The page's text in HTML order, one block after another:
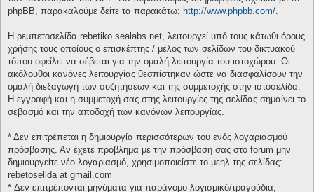
phpBB, παρακαλούμε δείτε τα παρακάτω: http://www.phpbb.com/.
Η ρεμπετοσελίδα rebetiko.sealabs.net, λειτουργεί υπό τους κάτωθι όρους
χρήσης τους οποίους ο επισκέπτης / μέλος των σελίδων του δικτυακού
τόπου οφείλει να σέβεται για την ομαλή λειτουργία του ιστοχώρου. Οι
ακόλουθοι κανόνες λειτουργίας θεσπίστηκαν ώστε να διασφαλίσουν την
ομαλή διεξαγωγή των συζητήσεων και της συμμετοχής στην ιστοσελίδα.
Η εγγραφή και η συμμετοχή σας στης λειτουργίες της σελίδας σημαίνει το
σεβασμό και την αποδοχή των κανόνων λειτουργίας.
* Δεν επιτρέπεται η δημιουργία περισσότερων του ενός λογαριασμού
πρόσβασης. Αν έχετε πρόβλημα με την πρόσβαση σας στο forum μην
δημιουργείτε νέο λογαριασμό, χρησιμοποιείστε το μεηλ της σελίδας:
rebetoselida at gmail.com
* Δεν επιτρέπονται μηνύματα για παράνομο λογισμικό/τραγούδια,